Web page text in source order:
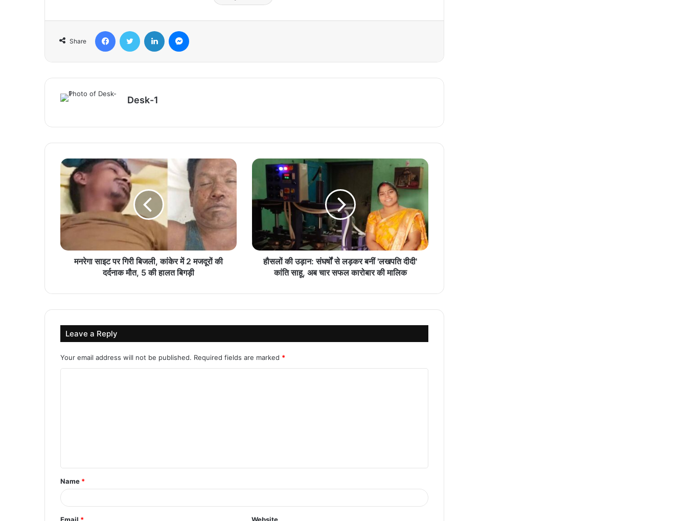
Share
Desk-1
मनरेगा साइट पर गिरी बिजली, कांकेर में 2 मजदूरों की
दर्दनाक मौत, 5 की हालत बिगड़ी
हौसलों की उड़ान: संघर्षों से लड़कर बनीं 'लखपति दीदी'
कांति साहू, अब चार सफल कारोबार की मालिक
Leave a Reply
Your email address will not be published. Required fields are marked *
t
*
Name *